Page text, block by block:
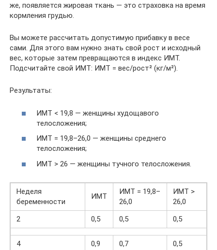
же, появляется жировая ткань — это страховка на время
кормления грудью.
Вы можете рассчитать допустимую прибавку в весе
сами. Для этого вам нужно знать свой рост и исходный
вес, которые затем превращаются в индекс ИМТ.
Подсчитайте свой ИМТ: ИМТ = вес/рост² (кг/м²).
Результаты:
ИМТ < 19,8 — женщины худощавого
телосложения;
ИМТ = 19,8–26,0 — женщины среднего
телосложения;
ИМТ > 26 — женщины тучного телосложения.
Неделя
беременности
ИМТ
ИМТ = 19,8–
26,0
ИМТ >
26,0
2
0,5 0,5 0,5
4 0,9 0,7 0,5